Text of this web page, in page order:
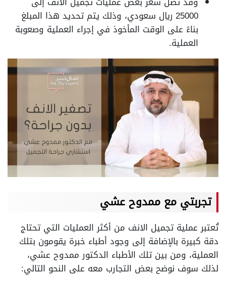
25000 ريال سعودي، وذلك يتم تحديد هذا المبلغ
بناءً على الوقت المأخوذ في إجراء العملية وصعوبة
العملية.
تجربتي مع ممدوح عشي
تُعتبر عملية تجميل الانف من أكثر العمليات التي تحتاج
دقة كبيرة بالإضافة إلى وجود أطباء خبرة يقومون بتلك
العملية، ومن بين تلك الأطباء الدكتور ممدوح عشي،
لذلك سوف نوضح بعض التجارب معه على النحو التالي: